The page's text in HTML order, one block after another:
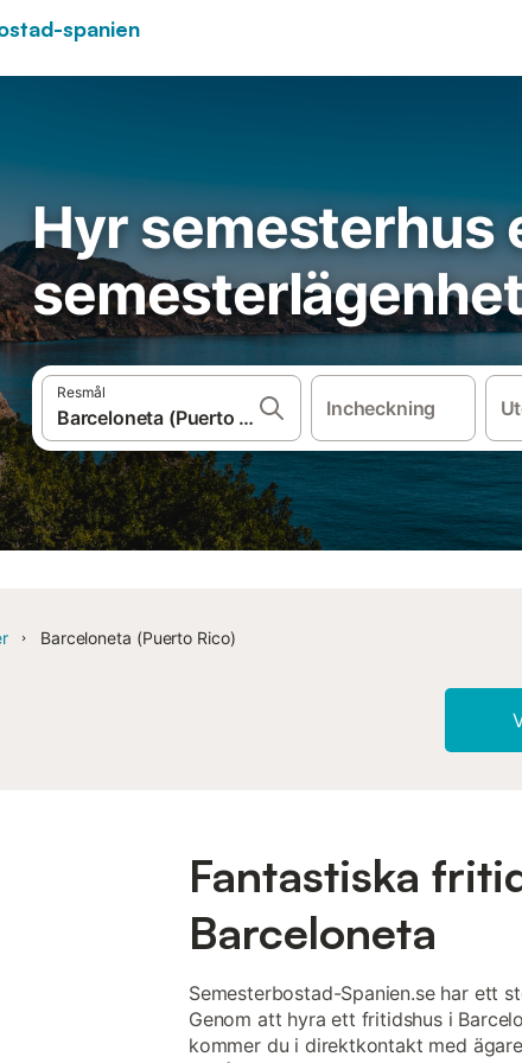
spanien
Hyr semesterhus
Resmål
Incheckning
Barceloneta (Puerto Rico)
Fantastiska
Barceloneta
Semesterbostad-Spanien.se har ett
Genom att hyra ett fritidshus i
kommer du i direktkontakt med